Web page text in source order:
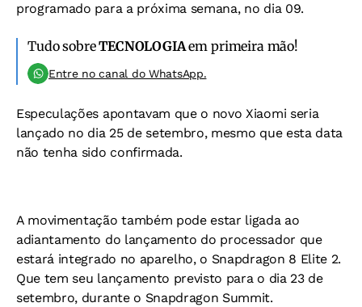
programado para a próxima semana, no dia 09.
Tudo sobreTECNOLOGIAem primeira mão!
Entre no canal do WhatsApp.
Especulações apontavam que o novo Xiaomi seria
lançado no dia 25 de setembro, mesmo que esta data
não tenha sido confirmada.
A movimentação também pode estar ligada ao
adiantamento do lançamento do processador que
estará integrado no aparelho, o Snapdragon 8 Elite 2.
Que tem seu lançamento previsto para o dia 23 de
setembro, durante o Snapdragon Summit.